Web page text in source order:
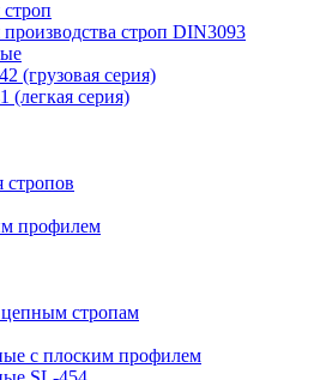
строп DIN3093
(грузовая серия)
серия)
стропов
профилем
цепным стропам
c плоским профилем